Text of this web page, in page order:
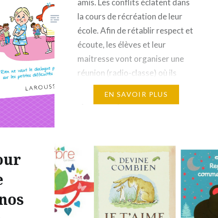
amis. Les conflits éclatent dans
la cours de récréation de leur
école. Afin de rétablir respect et
écoute, les élèves et leur
maitresse vont organiser une
réunion (radio-classe) où ils
s’exprimeront sur l’amitié.
EN SAVOIR PLUS